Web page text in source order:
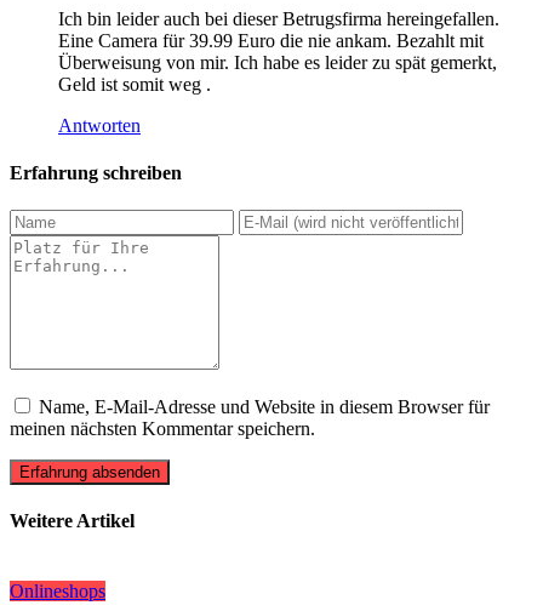
Ich bin leider auch bei dieser Betrugsfirma hereingefallen.
Eine Camera für 39.99 Euro die nie ankam. Bezahlt mit
Überweisung von mir. Ich habe es leider zu spät gemerkt,
Geld ist somit weg .
Antworten
Erfahrung schreiben
Name, E-Mail-Adresse und Website in diesem Browser für
meinen nächsten Kommentar speichern.
Erfahrung absenden
Weitere Artikel
Onlineshops